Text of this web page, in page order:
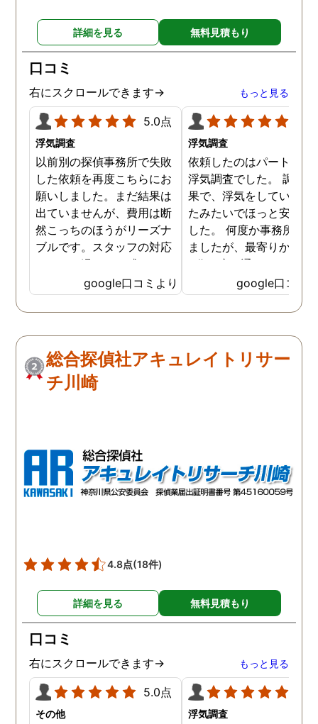
詳細を見る 無料見積もり
口コミ
右にスクロールできます→ もっと見る
5.0点
浮気調査
以前別の探偵事務所で失敗
した依頼を再度こちらにお
願いしました。まだ結果は
出ていませんが、費用は断
然こっちのほうがリーズナ
ブルです。スタッフの対応
なんかも温かみを感じま
す。はじめからこちらにす
ればよかったです😢 …
google口コミより
浮気調査
依頼したのはパートナー
浮気調査でした。 調査
果で、浮気をしていなか
たみたいでほっと安心し
した。 何度か事務所に
ましたが、最寄りから徒
3分程度で通いやすかっ
google口コミ
総合探偵社アキュレイトリサー
チ川崎
4.8点(18件)
詳細を見る 無料見積もり
口コミ
右にスクロールできます→ もっと見る
5.0点
その他 浮気調査